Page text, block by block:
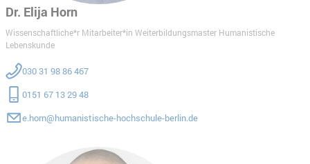
Dr. Elija Horn
Wissenschaftliche*r Mitarbeiter*in Weiterbildungsmaster Humanistische
Lebenskunde
030 31 98 86 467
0151 67 13 29 48
e.horn@humanistische-hochschule-berlin.de